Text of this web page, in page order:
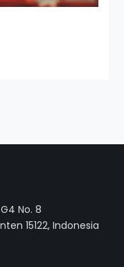
No. 8
15122, Indonesia